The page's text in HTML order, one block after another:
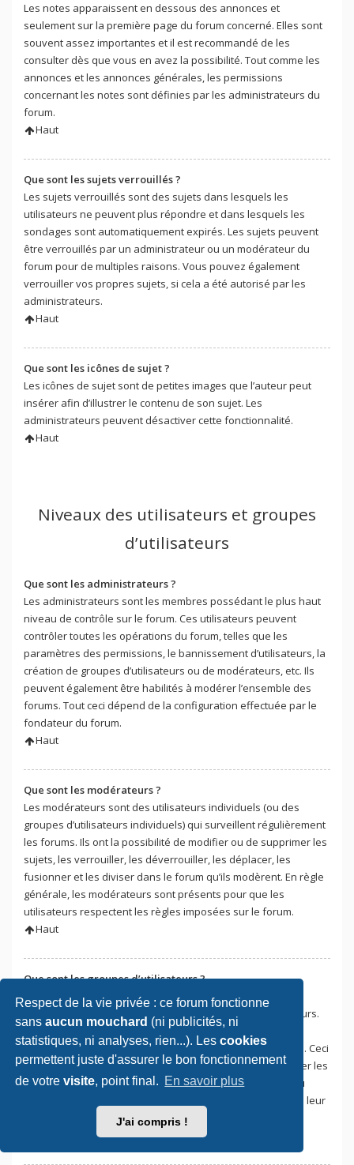
Respect de la vie privée : ce forum fonctionne
sansaucun mouchard (ni publicités, ni
statistiques, ni analyses, rien...). Lescookies
permettent juste d'assurer le bon fonctionnement
de votrevisite, point final. En savoir plus
J'ai compris !
Les notes apparaissent en dessous des annonces et
seulement sur la première page du forum concerné. Elles sont
souvent assez importantes et il est recommandé de les
consulter dès que vous en avez la possibilité. Tout comme les
annonces et les annonces générales, les permissions
concernant les notes sont définies par les administrateurs du
forum.
Haut
Que sont les sujets verrouillés ?
Les sujets verrouillés sont des sujets dans lesquels les
utilisateurs ne peuvent plus répondre et dans lesquels les
sondages sont automatiquement expirés. Les sujets peuvent
être verrouillés par un administrateur ou un modérateur du
forum pour de multiples raisons. Vous pouvez également
verrouiller vos propres sujets, si cela a été autorisé par les
administrateurs.
Haut
Que sont les icônes de sujet ?
Les icônes de sujet sont de petites images que l’auteur peut
insérer afin d’illustrer le contenu de son sujet. Les
administrateurs peuvent désactiver cette fonctionnalité.
Haut
Niveaux des utilisateurs et groupes
d’utilisateurs
Que sont les administrateurs ?
Les administrateurs sont les membres possédant le plus haut
niveau de contrôle sur le forum. Ces utilisateurs peuvent
contrôler toutes les opérations du forum, telles que les
paramètres des permissions, le bannissement d’utilisateurs, la
création de groupes d’utilisateurs ou de modérateurs, etc. Ils
peuvent également être habilités à modérer l’ensemble des
forums. Tout ceci dépend de la configuration effectuée par le
fondateur du forum.
Haut
Que sont les modérateurs ?
Les modérateurs sont des utilisateurs individuels (ou des
groupes d’utilisateurs individuels) qui surveillent régulièrement
les forums. Ils ont la possibilité de modifier ou de supprimer les
sujets, les verrouiller, les déverrouiller, les déplacer, les
fusionner et les diviser dans le forum qu’ils modèrent. En règle
générale, les modérateurs sont présents pour que les
utilisateurs respectent les règles imposées sur le forum.
Haut
Que sont les groupes d’utilisateurs ?
Les groupes d’utilisateurs sont une façon pour les
administrateurs du forum de regrouper plusieurs utilisateurs.
Chaque utilisateur peut appartenir à plusieurs groupes et
chaque groupe peut détenir des permissions individuelles. Ceci
facilite les tâches aux administrateurs qui pourront modifier les
permissions de plusieurs utilisateurs en une seule fois, ou
encore leur accorder des pouvoirs de modération, ou bien leur
donner accès à un forum privé.